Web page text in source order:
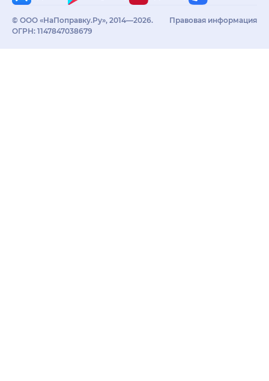
© ООО «НаПоправку.Ру», 2014—2026.
ОГРН: 1147847038679
Правовая информация